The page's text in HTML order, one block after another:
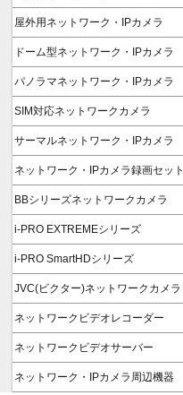
屋外用ネットワーク・IPカメラ
ドーム型ネットワーク・IPカメラ
パノラマネットワーク・IPカメラ
SIM対応ネットワークカメラ
サーマルネットワーク・IPカメラ
ネットワーク・IPカメラ録画セット
BBシリーズネットワークカメラ
i-PRO EXTREMEシリーズ
i-PRO SmartHDシリーズ
JVC(ビクター)ネットワークカメラ
ネットワークビデオレコーダー
ネットワークビデオサーバー
ネットワーク・IPカメラ周辺機器